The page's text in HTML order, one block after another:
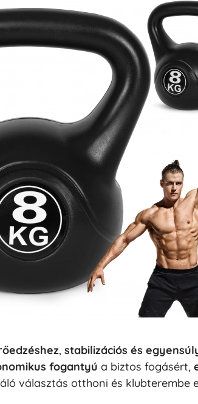
, stabilizációs és
fogantyú a biztos fogásért,
választás otthoni és klubterembe